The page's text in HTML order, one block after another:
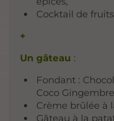
Cocktail de
+
Un gâteau :
Fondant :
Coco Gingembre
Crème brûlée à
Gâteau à la